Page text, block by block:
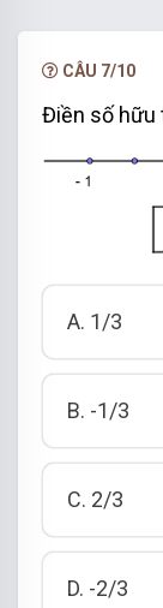
không là
CÂU 7/10
Điền số hữu
A. 1/3
B. -1/3
C. 2/3
D. -2/3